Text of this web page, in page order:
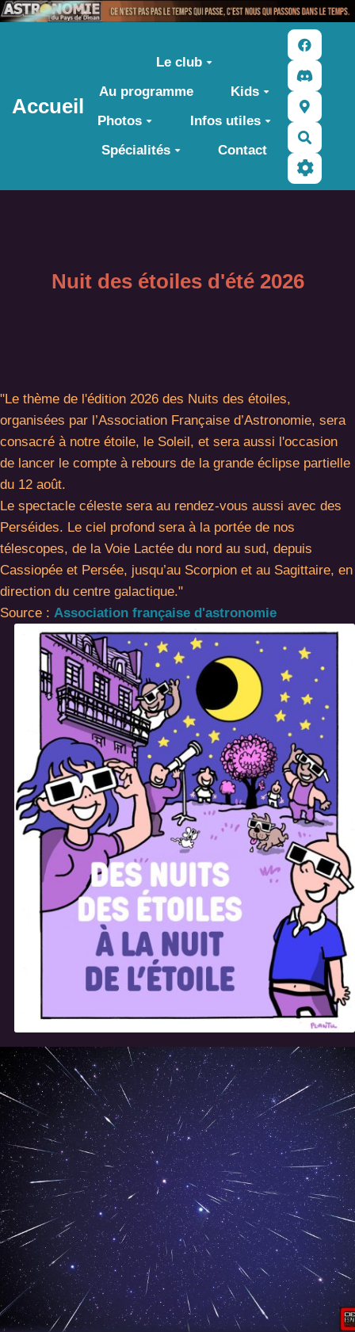
Accueil
Le club
Au programme
Kids
Photos
Infos utiles
Spécialités
Contact
Nuit des étoiles d'été 2026
"Le thème de l'édition 2026 des Nuits des étoiles,
organisées par l’Association Française d’Astronomie, sera
consacré à notre étoile, le Soleil, et sera aussi l'occasion
de lancer le compte à rebours de la grande éclipse partielle
du 12 août.
Le spectacle céleste sera au rendez-vous aussi avec des
Perséides. Le ciel profond sera à la portée de nos
télescopes, de la Voie Lactée du nord au sud, depuis
Cassiopée et Persée, jusqu’au Scorpion et au Sagittaire, en
direction du centre galactique."
Source : Association française d'astronomie